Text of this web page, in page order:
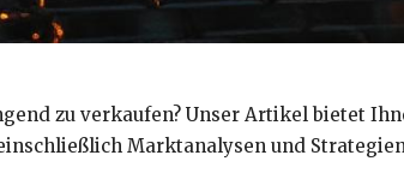
zu verkaufen? Unser Artikel bietet
Marktanalysen und